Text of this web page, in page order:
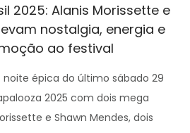
2025: Alanis Morissette e
nostalgia, energia e
ao festival
épica do último sábado 29
2025 com dois mega
e Shawn Mendes, dois